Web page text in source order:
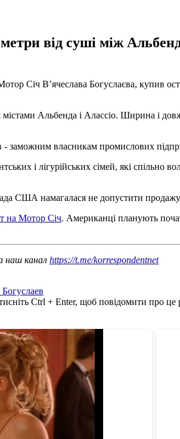
від суші між
Січ В’ячеслава Богуслаєва, купив
Альбенда і Алассіо. Ширина і
- заможним власникам промислових
і лігурійських сімей, які спільно
США намагалася не допустити продажу
на Мотор Січ. Американці планують
наш канал https://t.me/korrespondentnet
Ctrl + Enter, щоб повідомити про це